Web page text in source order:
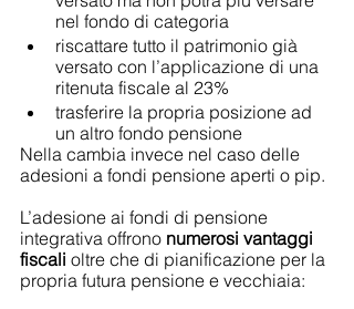
nel fondo di categoria
riscattare tutto il patrimonio già
versato con l’applicazione di una
ritenuta fiscale al 23%
trasferire la propria posizione ad
un altro fondo pensione
Nella cambia invece nel caso delle
adesioni a fondi pensione aperti o pip.
L’adesione ai fondi di pensione
integrativa offrono numerosi vantaggi
fiscali oltre che di pianificazione per la
propria futura pensione e vecchiaia: